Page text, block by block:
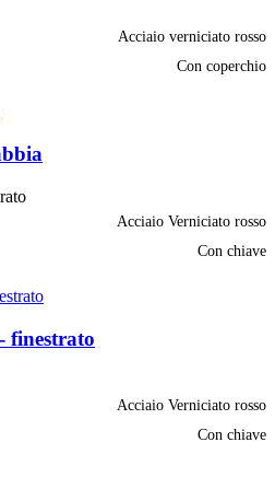
Acciaio verniciato rosso
Con coperchio
Acciaio Verniciato rosso
Con chiave
finestrato
Acciaio Verniciato rosso
Con chiave